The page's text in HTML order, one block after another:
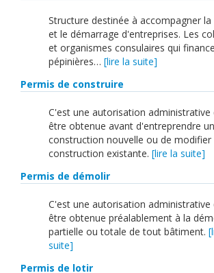
Structure destinée à accompagner
et le démarrage d'entreprises. Les
et organismes consulaires qui
pépinières… [lire la suite]
Permis de construire
C'est une autorisation administrative
être obtenue avant d'entreprendre
construction nouvelle ou de modifier
construction existante. [lire la suite]
Permis de démolir
C'est une autorisation administrative
être obtenue préalablement à la
partielle ou totale de tout bâtiment.
suite]
Permis de lotir